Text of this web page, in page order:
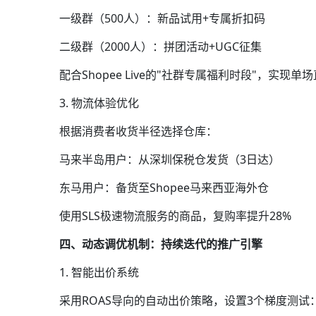
一级群（500人）：新品试用+专属折扣码
二级群（2000人）：拼团活动+UGC征集
配合Shopee Live的"社群专属福利时段"，实现单
3. 物流体验优化
根据消费者收货半径选择仓库：
马来半岛用户：从深圳保税仓发货（3日达）
东马用户：备货至Shopee马来西亚海外仓
使用SLS极速物流服务的商品，复购率提升28%
四、动态调优机制：持续迭代的推广引擎
1. 智能出价系统
采用ROAS导向的自动出价策略，设置3个梯度测试：